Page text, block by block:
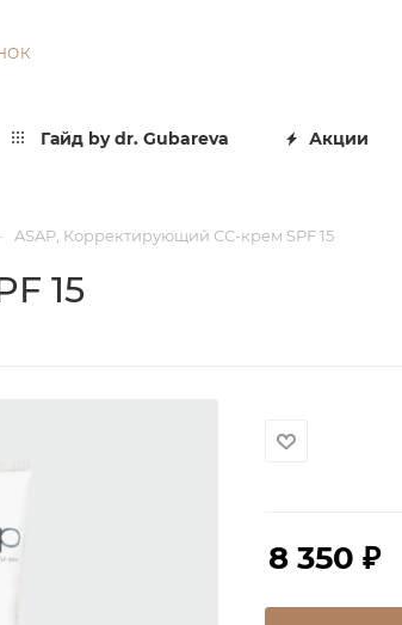
Гайд by dr. Gubareva Акции
ASAP, Корректирующий СС-крем SPF 15
15
8 350 ₽